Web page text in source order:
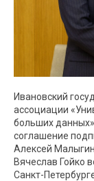
Ивановский
ассоциации
больших
соглашение
Алексей
Вячеслав Гойко
Санкт-